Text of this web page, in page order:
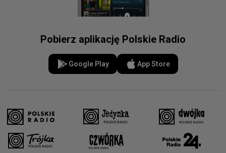
Pobierz aplikację Polskie Radio
Google Play App Store